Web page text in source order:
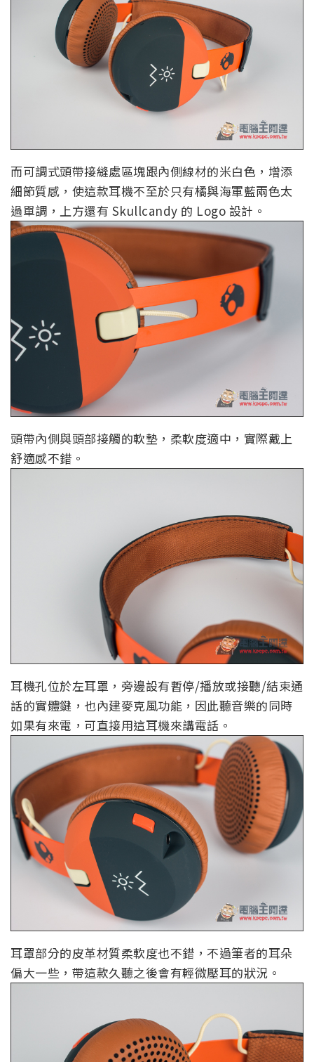
而可調式頭帶接縫處區塊跟內側線材的米白色，增添
細節質感，使這款耳機不至於只有橘與海軍藍兩色太
過單調，上方還有 Skullcandy 的 Logo 設計。
頭帶內側與頭部接觸的軟墊，柔軟度適中，實際戴上
舒適感不錯。
耳機孔位於左耳罩，旁邊設有暫停/播放或接聽/結束通
話的實體鍵，也內建麥克風功能，因此聽音樂的同時
如果有來電，可直接用這耳機來講電話。
耳罩部分的皮革材質柔軟度也不錯，不過筆者的耳朵
偏大一些，帶這款久聽之後會有輕微壓耳的狀況。